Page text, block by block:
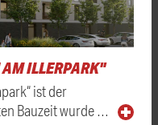
ILLERPARK"
ist der
Bauzeit wurde …